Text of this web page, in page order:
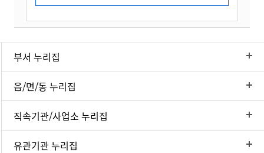
부서 누리집
읍/면/동 누리집
직속기관/사업소 누리집
유관기관 누리집